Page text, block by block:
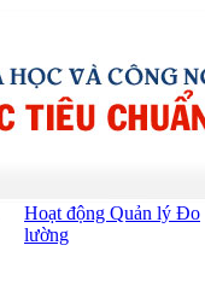
Hoạt động Quản lý Đo
lường